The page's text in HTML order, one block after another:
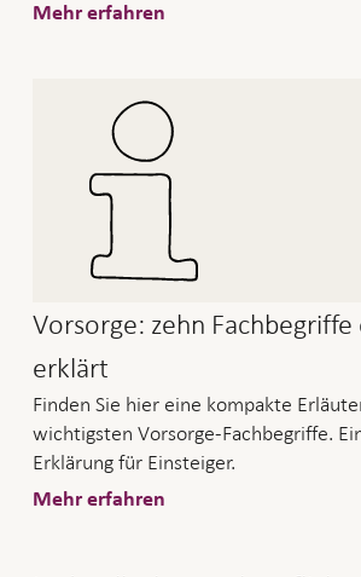
Mehr erfahren
Vorsorge: zehn Fachbegriffe
erklärt
Finden Sie hier eine kompakte
wichtigsten Vorsorge-Fachbegriffe.
Erklärung für Einsteiger.
Mehr erfahren